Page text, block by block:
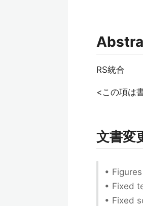
RS統合
<この項は
文書変
•
• Fixed
• Fixed